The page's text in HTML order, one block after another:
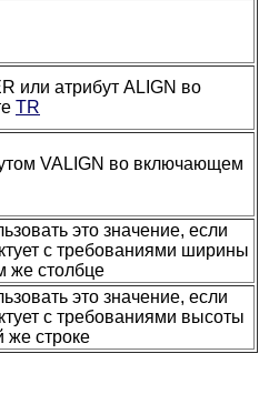
или атрибут ALIGN во
TR
VALIGN во включающем
это значение, если
с требованиями ширины
же столбце
это значение, если
с требованиями высоты
же строке